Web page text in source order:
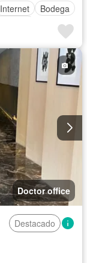
Internet
Bodega
Doctor office
Destacado